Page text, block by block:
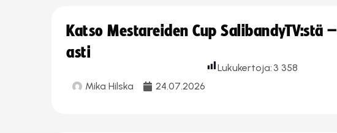
Katso Mestareiden Cup
asti
Mika Hilska 24.07.2026
Lukukertoja: 3 358